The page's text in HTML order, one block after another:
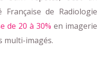
Française de Radiologie
de 20 à 30% en imagerie
multi-imagés.